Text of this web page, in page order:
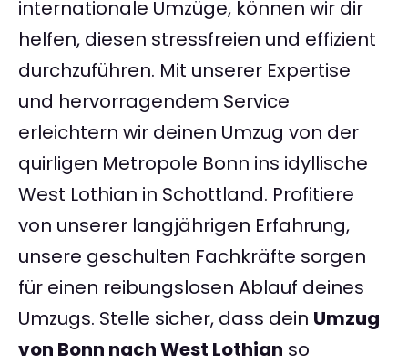
internationale Umzüge, können wir dir
helfen, diesen stressfreien und effizient
durchzuführen. Mit unserer Expertise
und hervorragendem Service
erleichtern wir deinen Umzug von der
quirligen Metropole Bonn ins idyllische
West Lothian in Schottland. Profitiere
von unserer langjährigen Erfahrung,
unsere geschulten Fachkräfte sorgen
für einen reibungslosen Ablauf deines
Umzugs. Stelle sicher, dass dein Umzug
von Bonn nach West Lothian so